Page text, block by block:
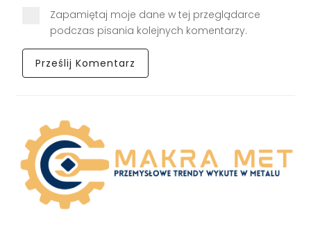
Zapamiętaj moje dane w tej przeglądarce
podczas pisania kolejnych komentarzy.